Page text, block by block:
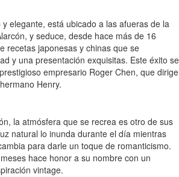
elegante, está ubicado a las afueras de la
y seduce, desde hace más de 16
recetas japonesas y chinas que se
y una presentación exquisitas. Este éxito se
empresario Roger Chen, que dirige
Henry.
la atmósfera que se recrea es otro de sus
natural lo inunda durante el día mientras
para darle un toque de romanticismo.
hace honor a su nombre con un
vintage.